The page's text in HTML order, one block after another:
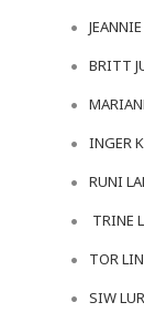
BRITT
INGER
RUNI
TRINE
TOR
SIW